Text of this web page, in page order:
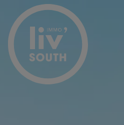
Passer le menu et aller au contenu